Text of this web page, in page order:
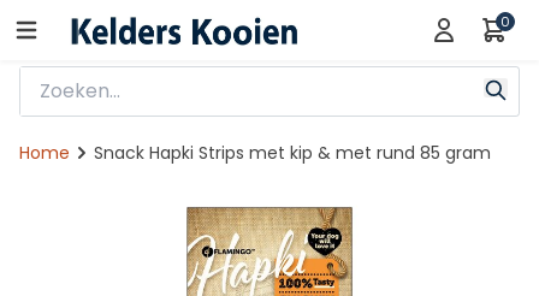
0
Home Snack Hapki Strips met kip & met rund 85 gram